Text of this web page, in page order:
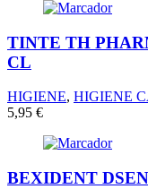
TINTE TH
CL
HIGIENE, HIGIENE
5,95 €
BEXIDENT